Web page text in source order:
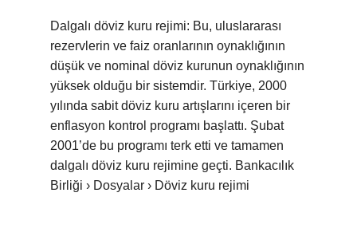
Dalgalı döviz kuru rejimi: Bu, uluslararası
rezervlerin ve faiz oranlarının oynaklığının
düşük ve nominal döviz kurunun oynaklığının
yüksek olduğu bir sistemdir. Türkiye, 2000
yılında sabit döviz kuru artışlarını içeren bir
enflasyon kontrol programı başlattı. Şubat
2001’de bu programı terk etti ve tamamen
dalgalı döviz kuru rejimine geçti. Bankacılık
Birliği › Dosyalar › Döviz kuru rejimi